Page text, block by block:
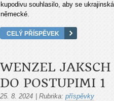
kupodivu souhlasilo, aby se
německé.
CELÝ PŘÍSPĚVEK
WENZEL
DO POSTUPIMI 1
25. 8. 2024 Rubrika: příspěvky